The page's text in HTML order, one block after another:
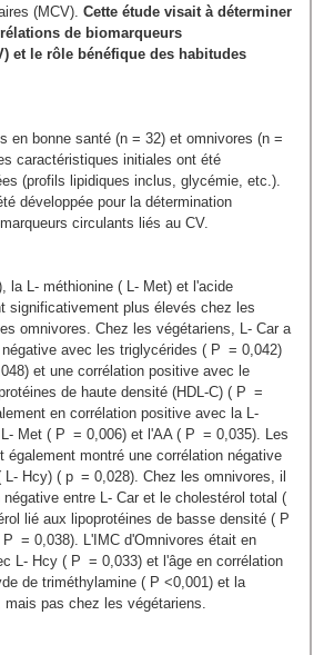
(MCV).Cette étude visait à déterminer
de biomarqueurs
et le rôle bénéfique des habitudes
en bonne santé (n = 32) et omnivores (n =
caractéristiques initiales ont été
(profils lipidiques inclus, glycémie, etc.).
développée pour la détermination
circulants liés au CV.
la L- méthionine ( L- Met) et l'acide
significativement plus élevés chez les
omnivores. Chez les végétariens, L- Car a
avec les triglycérides ( P = 0,042)
et une corrélation positive avec le
de haute densité (HDL-C) ( P =
en corrélation positive avec la L-
Met ( P = 0,006) et l'AA ( P = 0,035). Les
également montré une corrélation négative
L- Hcy) ( p = 0,028). Chez les omnivores, il
entre L- Car et le cholestérol total (
lié aux lipoprotéines de basse densité ( P
= 0,038). L'IMC d'Omnivores était en
L- Hcy ( P = 0,033) et l'âge en corrélation
de triméthylamine ( P <0,001) et la
pas chez les végétariens.